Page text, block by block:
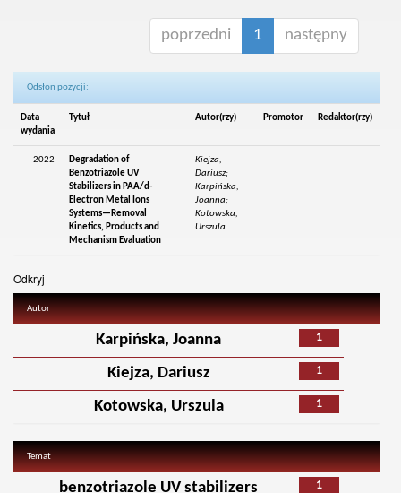
poprzedni 1 następny
Odsłon pozycji:
Data
wydania
Tytuł Autor(rzy) Promotor Redaktor(rzy)
2022
Degradation of
Benzotriazole UV
Stabilizers in PAA/d-
Electron Metal Ions
Systems—Removal
Kinetics, Products and
Mechanism Evaluation
Kiejza,
Dariusz;
Karpińska,
Joanna;
Kotowska,
Urszula
- -
Odkryj
Autor
1
Karpińska, Joanna
1
Kiejza, Dariusz
1
Kotowska, Urszula
Temat
1
benzotriazole UV stabilizers